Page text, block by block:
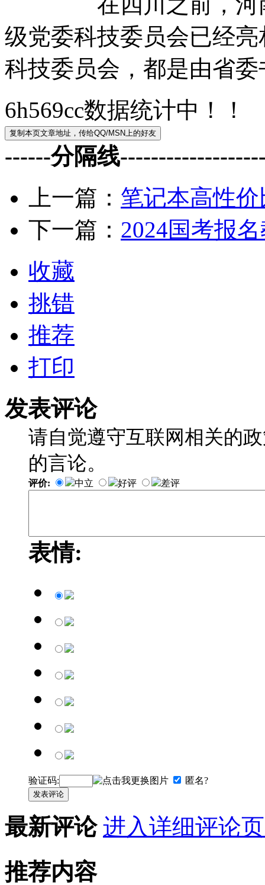
级党委科技委员会已经
科技委员会，都是由省
6h569cc数据统计中！！
------分隔线
上一篇： 笔记本高性
下一篇： 2024国考报
收藏
挑错
推荐
打印
发表评论
请自觉遵守互联网相关的
的言论。
评价: 中立 好评 差评
表情:
验证码: 匿名?
发表评论
最新评论 进入详细评论
推荐内容